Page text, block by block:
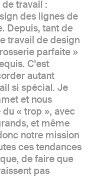
travail :
des lignes de
Depuis, tant de
travail de design
parfaite »
C'est
autant
si spécial. Je
et nous
« trop », avec
et même
notre mission
ces tendances
de faire que
pas